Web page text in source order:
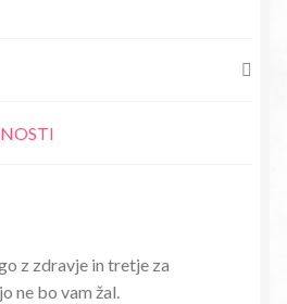
z zdravje in tretje za
ne bo vam žal.